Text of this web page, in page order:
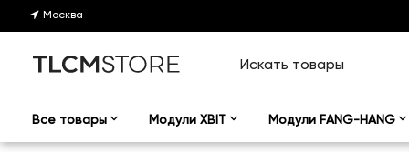
Москва
Все товары Модули XBIT Модули FANG-HANG